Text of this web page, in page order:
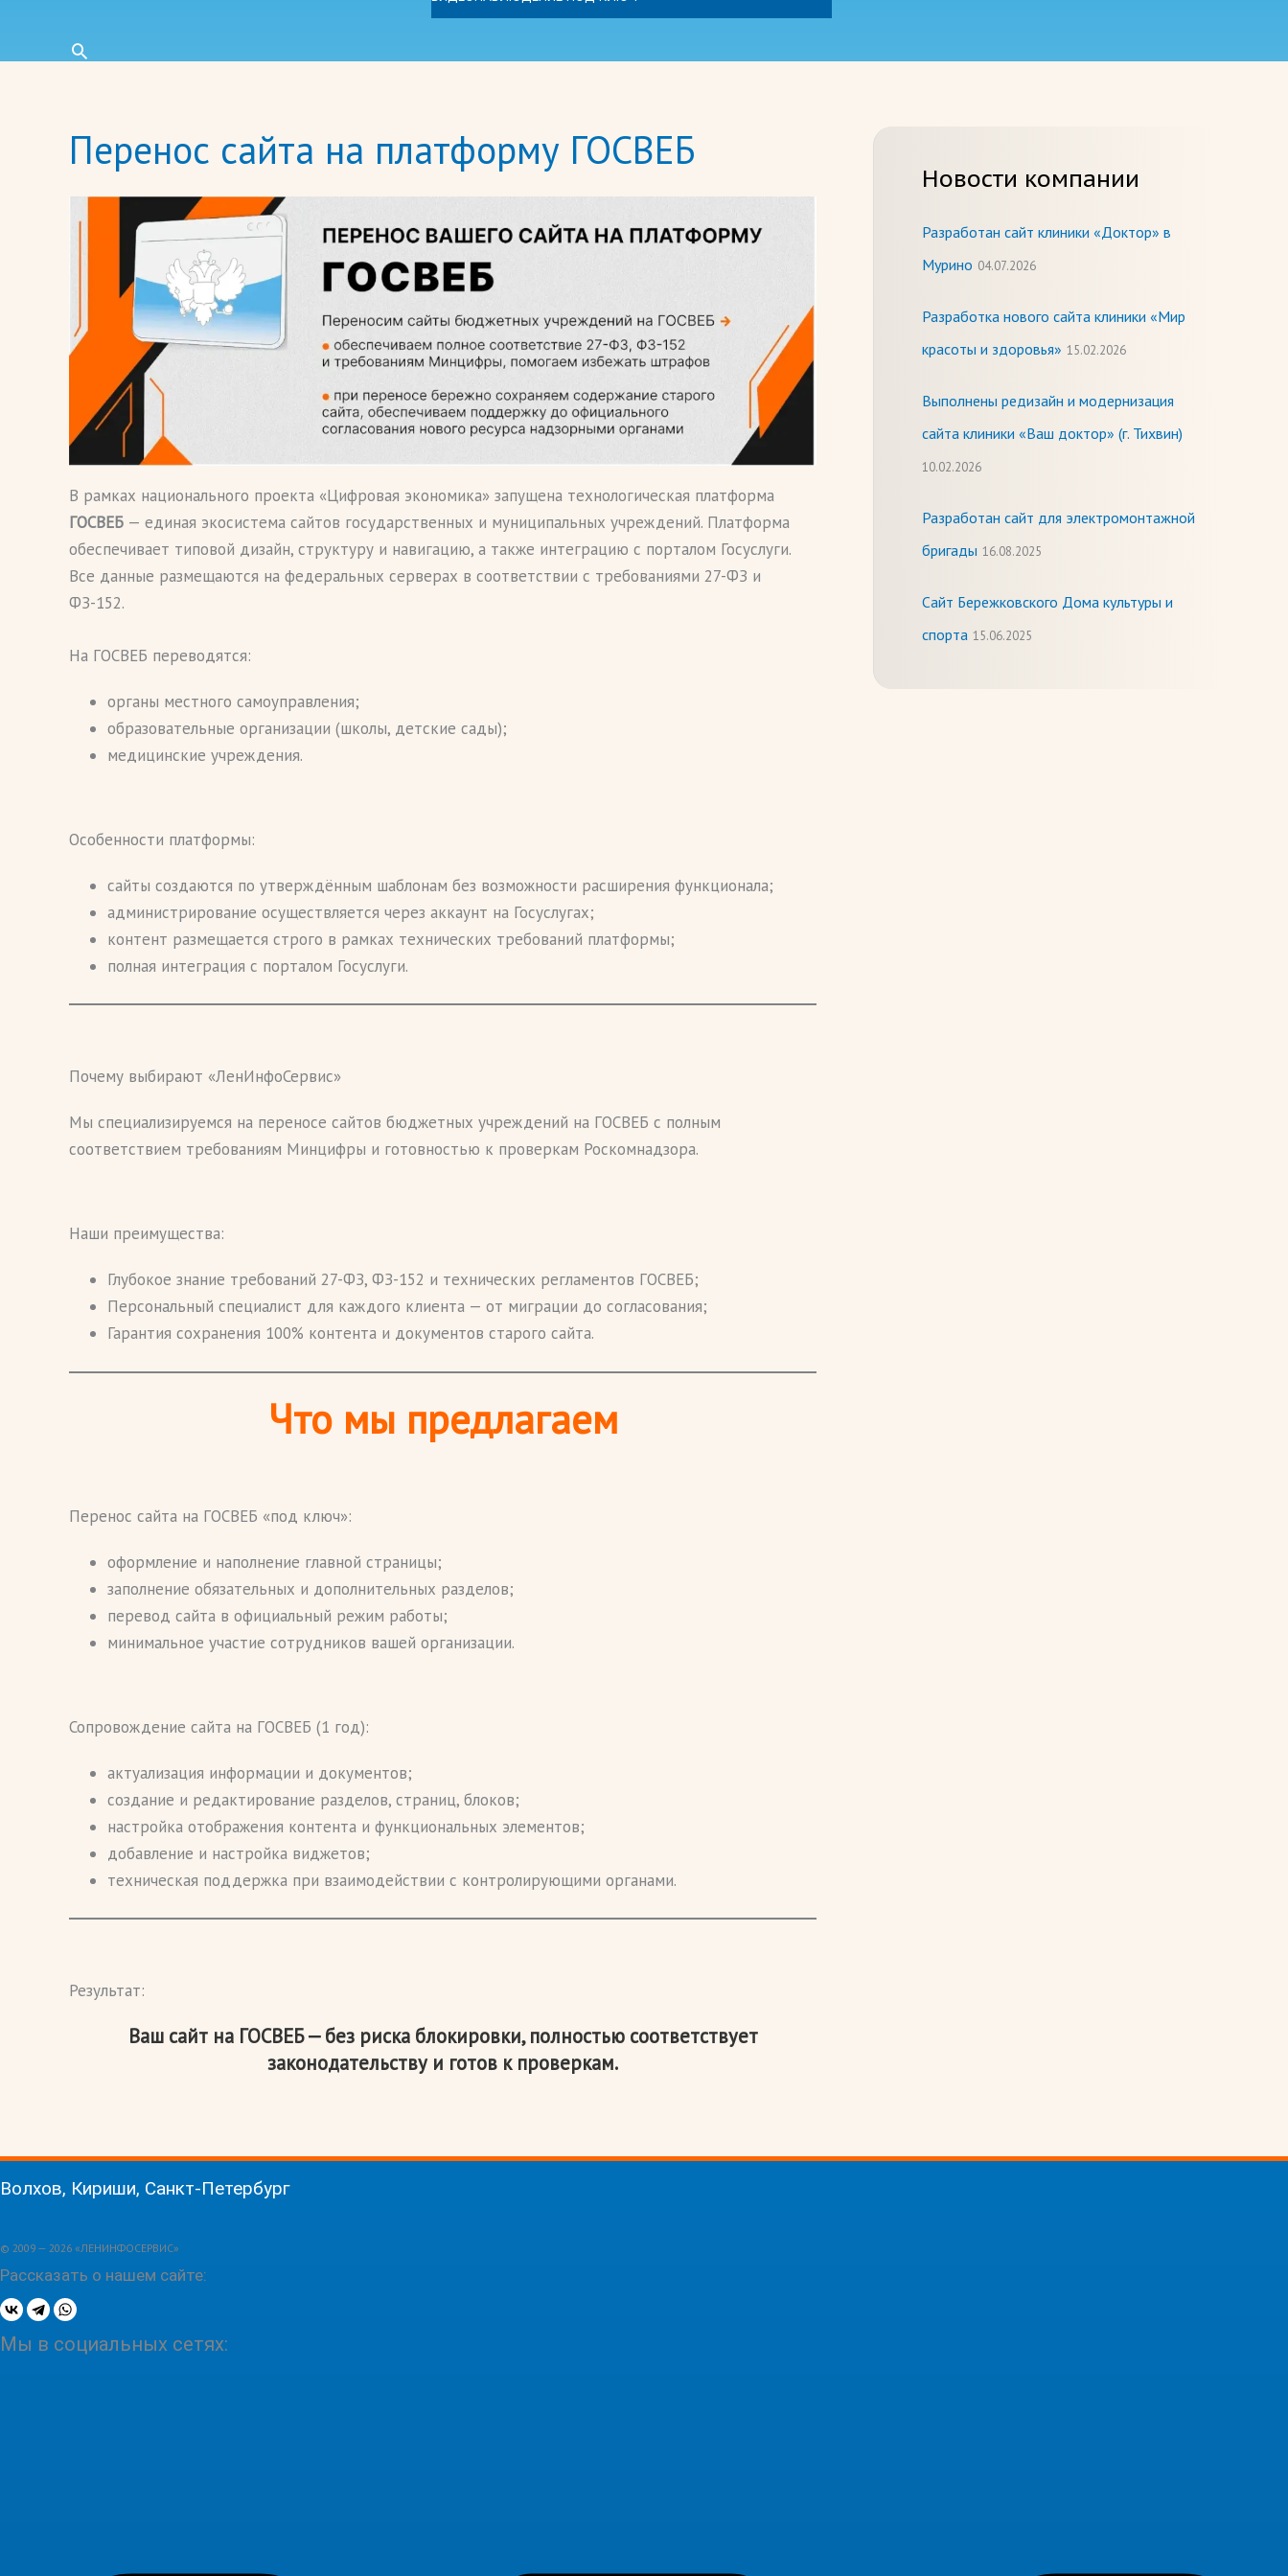
Поиск
Перенос сайта на платформу ГОСВЕБ
В рамках национального проекта «Цифровая экономика» запущена технологическая платформа
ГОСВЕБ — единая экосистема сайтов государственных и муниципальных учреждений. Платформа
обеспечивает типовой дизайн, структуру и навигацию, а также интеграцию с порталом Госуслуги.
Все данные размещаются на федеральных серверах в соответствии с требованиями 27-ФЗ и
ФЗ-152.
На ГОСВЕБ переводятся:
органы местного самоуправления;
образовательные организации (школы, детские сады);
медицинские учреждения.
Особенности платформы:
сайты создаются по утверждённым шаблонам без возможности расширения функционала;
администрирование осуществляется через аккаунт на Госуслугах;
контент размещается строго в рамках технических требований платформы;
полная интеграция с порталом Госуслуги.
Почему выбирают «ЛенИнфоСервис»
Мы специализируемся на переносе сайтов бюджетных учреждений на ГОСВЕБ с полным
соответствием требованиям Минцифры и готовностью к проверкам Роскомнадзора.
Наши преимущества:
Глубокое знание требований 27-ФЗ, ФЗ-152 и технических регламентов ГОСВЕБ;
Персональный специалист для каждого клиента — от миграции до согласования;
Гарантия сохранения 100% контента и документов старого сайта.
Что мы предлагаем
Перенос сайта на ГОСВЕБ «под ключ»:
оформление и наполнение главной страницы;
заполнение обязательных и дополнительных разделов;
перевод сайта в официальный режим работы;
минимальное участие сотрудников вашей организации.
Сопровождение сайта на ГОСВЕБ (1 год):
актуализация информации и документов;
создание и редактирование разделов, страниц, блоков;
настройка отображения контента и функциональных элементов;
добавление и настройка виджетов;
техническая поддержка при взаимодействии с контролирующими органами.
Результат:
Ваш сайт на ГОСВЕБ — без риска блокировки, полностью соответствует
законодательству и готов к проверкам.
Новости компании
Разработан сайт клиники «Доктор» в
Мурино 04.07.2026
Разработка нового сайта клиники «Мир
красоты и здоровья» 15.02.2026
Выполнены редизайн и модернизация
сайта клиники «Ваш доктор» (г. Тихвин)
10.02.2026
Разработан сайт для электромонтажной
бригады 16.08.2025
Сайт Бережковского Дома культуры и
спорта 15.06.2025
Волхов, Кириши, Санкт-Петербург
© 2009 — 2026 «ЛЕНИНФОСЕРВИС»
Рассказать о нашем сайте:
Мы в социальных сетях: